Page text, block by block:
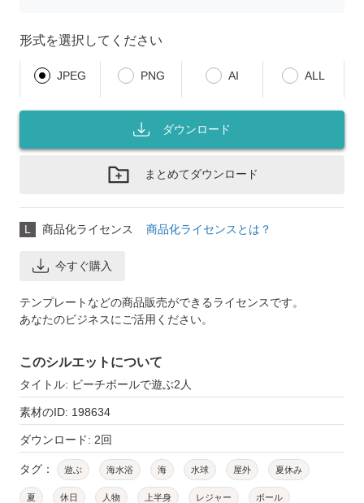
形式を選択してください
JPEG PNG AI ALL
ダウンロード
まとめてダウンロード
L 商品化ライセンス 商品化ライセンスとは？
今すぐ購入
テンプレートなどの商品販売ができるライセンスです。
あなたのビジネスにご活用ください。
このシルエットについて
タイトル: ビーチボールで遊ぶ2人
素材のID: 198634
ダウンロード: 2回
タグ： 遊ぶ 海水浴 海 水球 屋外 夏休み
夏 休日 人物 上半身 レジャー ボール